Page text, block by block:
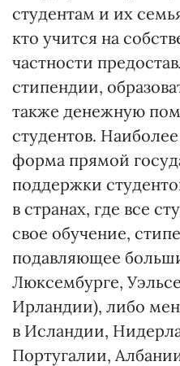
студентам и их
кто учится на
частности
стипендии,
также денежную
студентов.
форма прямой
поддержки
в странах, где все
свое обучение,
подавляющее
Люксембурге,
Ирландии), либо
в Исландии,
Португалии,